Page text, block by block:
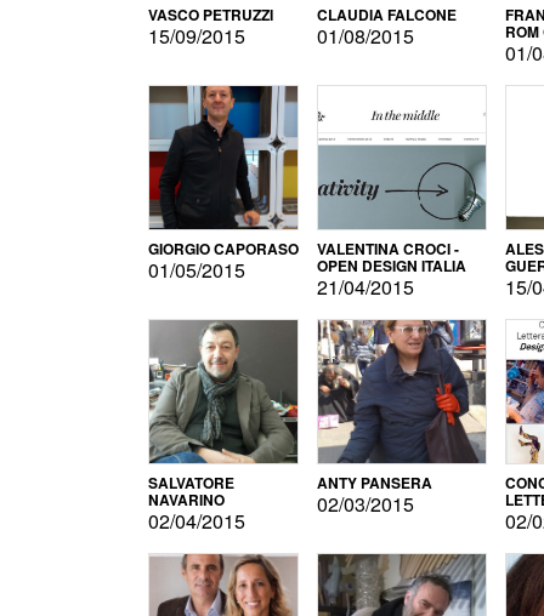
VASCO PETRUZZI
15/09/2015
CLAUDIA FALCONE
01/08/2015
01/
GIORGIO CAPORASO
01/05/2015
VALENTINA CROCI -
OPEN DESIGN ITALIA
21/04/2015 15/
SALVATORE
NAVARINO
02/04/2015
ANTY PANSERA
02/03/2015
02/